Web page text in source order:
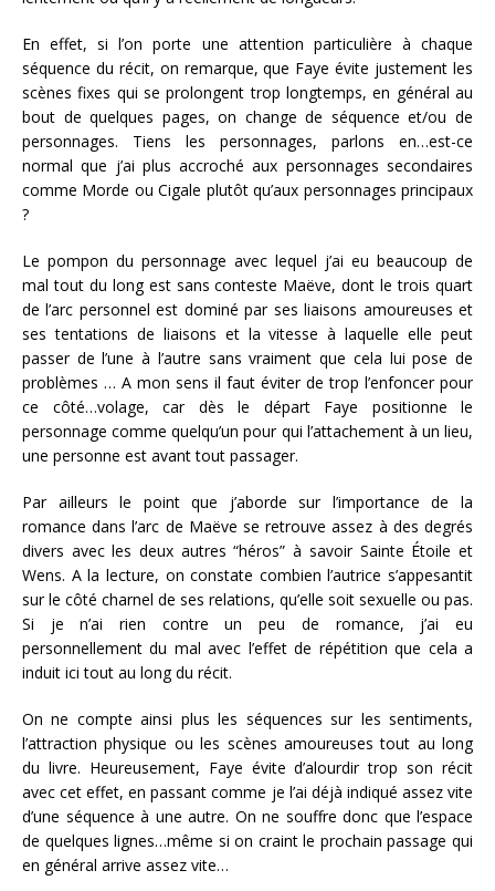
En effet, si l’on porte une attention particulière à chaque
séquence du récit, on remarque, que Faye évite justement les
scènes fixes qui se prolongent trop longtemps, en général au
bout de quelques pages, on change de séquence et/ou de
personnages. Tiens les personnages, parlons en…est-ce
normal que j’ai plus accroché aux personnages secondaires
comme Morde ou Cigale plutôt qu’aux personnages principaux
?
Le pompon du personnage avec lequel j’ai eu beaucoup de
mal tout du long est sans conteste Maëve, dont le trois quart
de l’arc personnel est dominé par ses liaisons amoureuses et
ses tentations de liaisons et la vitesse à laquelle elle peut
passer de l’une à l’autre sans vraiment que cela lui pose de
problèmes … A mon sens il faut éviter de trop l’enfoncer pour
ce côté…volage, car dès le départ Faye positionne le
personnage comme quelqu’un pour qui l’attachement à un lieu,
une personne est avant tout passager.
Par ailleurs le point que j’aborde sur l’importance de la
romance dans l’arc de Maëve se retrouve assez à des degrés
divers avec les deux autres “héros” à savoir Sainte Étoile et
Wens. A la lecture, on constate combien l’autrice s’appesantit
sur le côté charnel de ses relations, qu’elle soit sexuelle ou pas.
Si je n’ai rien contre un peu de romance, j’ai eu
personnellement du mal avec l’effet de répétition que cela a
induit ici tout au long du récit.
On ne compte ainsi plus les séquences sur les sentiments,
l’attraction physique ou les scènes amoureuses tout au long
du livre. Heureusement, Faye évite d’alourdir trop son récit
avec cet effet, en passant comme je l’ai déjà indiqué assez vite
d’une séquence à une autre. On ne souffre donc que l’espace
de quelques lignes…même si on craint le prochain passage qui
en général arrive assez vite…